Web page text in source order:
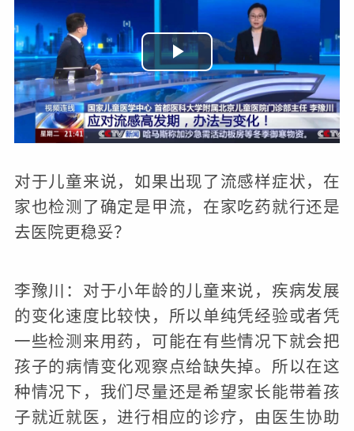
播
放
视
频
对于儿童来说，如果出现了流感样症状，在
家也检测了确定是甲流，在家吃药就行还是
去医院更稳妥？
李豫川：对于小年龄的儿童来说，疾病发展
的变化速度比较快，所以单纯凭经验或者凭
一些检测来用药，可能在有些情况下就会把
孩子的病情变化观察点给缺失掉。所以在这
种情况下，我们尽量还是希望家长能带着孩
子就近就医，进行相应的诊疗，由医生协助